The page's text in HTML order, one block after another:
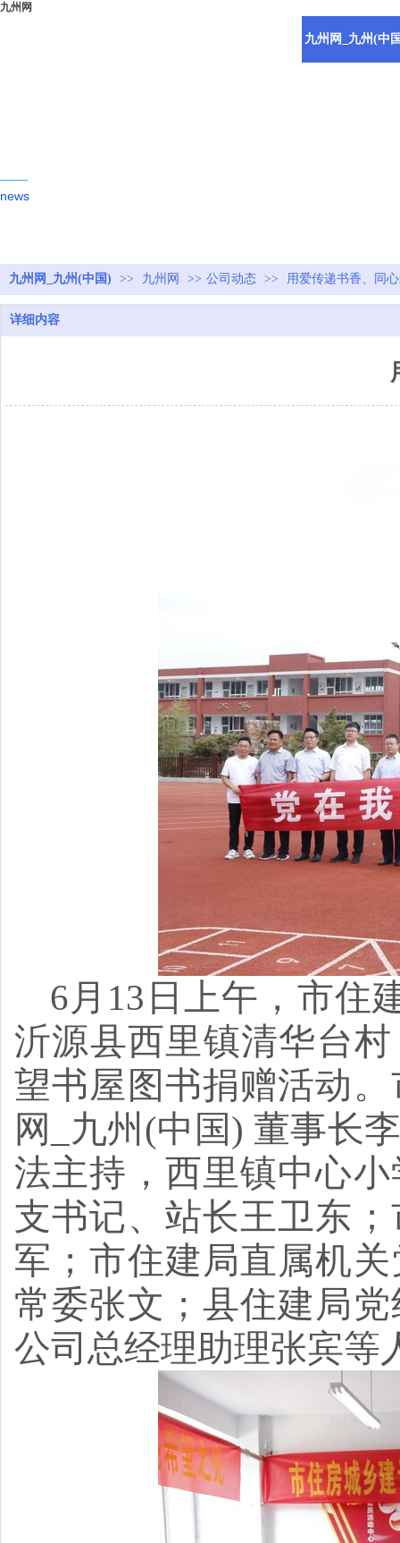
九州网
九州网_九州(中
news
九州网_九州(中国) >> 九州网 >> 公司动态 >> 用爱传递书香、同
详细内容
6月13日上午，市住
沂源县西里镇清华台
望书屋图书捐赠活动
网_九州(中国) 董事长
法主持，西里镇中心
支书记、站长王卫东
军；市住建局直属机
常委张文；县住建局
公司总经理助理张宾等